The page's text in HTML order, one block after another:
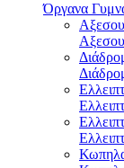
Όργανα